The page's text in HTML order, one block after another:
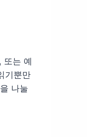
또는 예
기뿐만
나눌